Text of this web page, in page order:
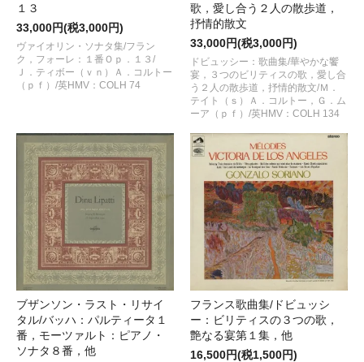
１３
33,000円(税3,000円)
ヴァイオリン・ソナタ集/フラン
ク，フォーレ：１番Ｏｐ．１３/
Ｊ．ティボー（ｖｎ）Ａ．コルトー
（ｐｆ）/英HMV：COLH 74
歌，愛し合う２人の散歩道，
抒情的散文
33,000円(税3,000円)
ドビュッシー：歌曲集/華やかな饗
宴，３つのビリティスの歌，愛し合
う２人の散歩道，抒情的散文/Ｍ．
テイト（ｓ）Ａ．コルトー，Ｇ．ム
ーア（ｐｆ）/英HMV：COLH 134
ブザンソン・ラスト・リサイ
タル/バッハ：パルティータ１
番，モーツァルト：ピアノ・
ソナタ８番，他
フランス歌曲集/ドビュッシ
ー：ビリティスの３つの歌，
艶なる宴第１集，他
16,500円(税1,500円)